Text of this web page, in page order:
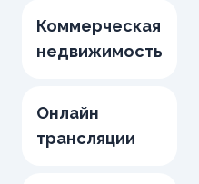
Коммерческая
недвижимость
Онлайн
трансляции